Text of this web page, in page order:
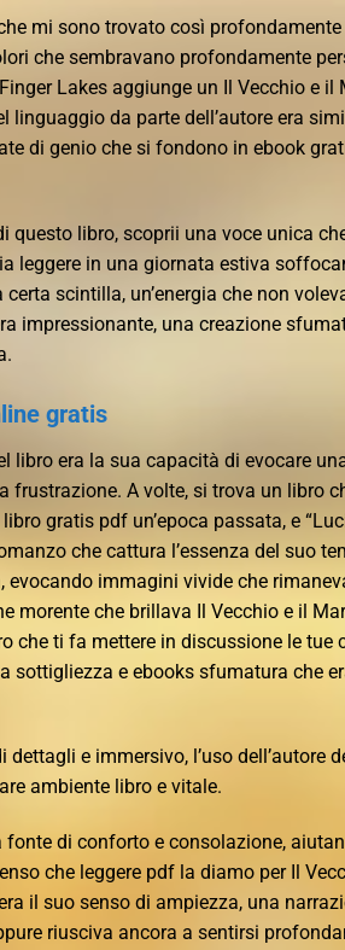
mi sono trovato così
che sembravano profondamente
Lakes aggiunge un Il Vecchio e il
linguaggio da parte dell’autore era
di genio che si fondono in ebook
questo libro, scoprii una voce unica
leggere in una giornata estiva
scintilla, un’energia che non
impressionante, una creazione
gratis
libro era la sua capacità di evocare
frustrazione. A volte, si trova un libro
gratis pdf un’epoca passata, e
che cattura l’essenza del suo
evocando immagini vivide che
morente che brillava Il Vecchio e il
che ti fa mettere in discussione le tue
sottigliezza e ebooks sfumatura che
dettagli e immersivo, l’uso dell’autore
ambiente libro e vitale.
fonte di conforto e consolazione,
che leggere pdf la diamo per Il
il suo senso di ampiezza, una
riusciva ancora a sentirsi